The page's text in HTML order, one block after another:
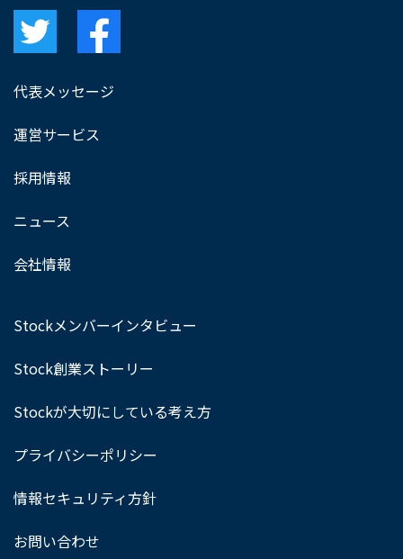
代表メッセージ
運営サービス
採用情報
ニュース
会社情報
Stockメンバーインタビュー
Stock創業ストーリー
Stockが大切にしている考え方
プライバシーポリシー
情報セキュリティ方針
お問い合わせ